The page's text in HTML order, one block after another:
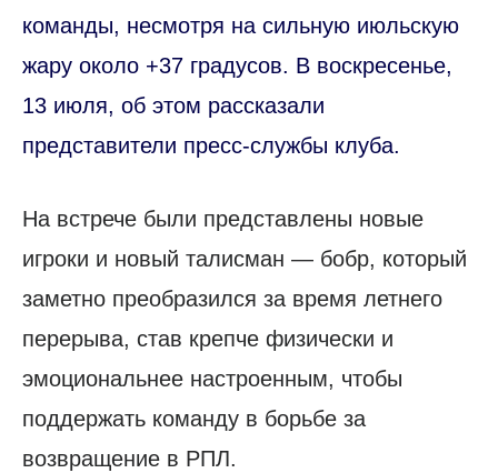
команды, несмотря на сильную июльскую
жару около +37 градусов. В воскресенье,
13 июля, об этом рассказали
представители пресс-службы клуба.
На встрече были представлены новые
игроки и новый талисман — бобр, который
заметно преобразился за время летнего
перерыва, став крепче физически и
эмоциональнее настроенным, чтобы
поддержать команду в борьбе за
возвращение в РПЛ.